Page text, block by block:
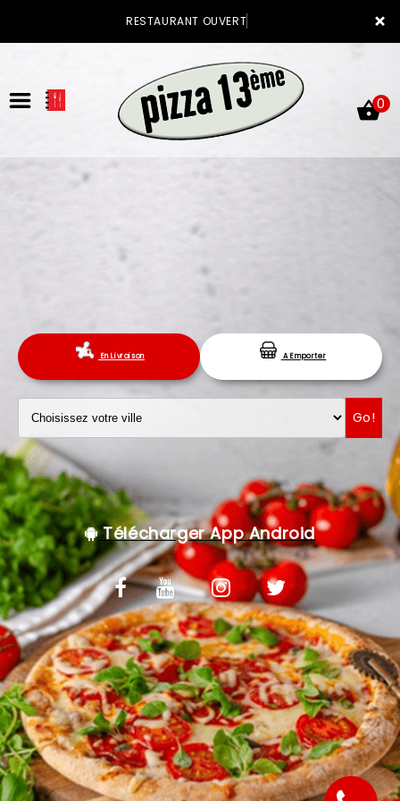
×
RESTAURANT OUVERT
VOTRE COMPTE
NOTRE RESTAURANT
VOS AVIS
MENTIONS LÉGALES
C.G.V
0
En Livraison A Emporter
Go!
Télécharger App Android